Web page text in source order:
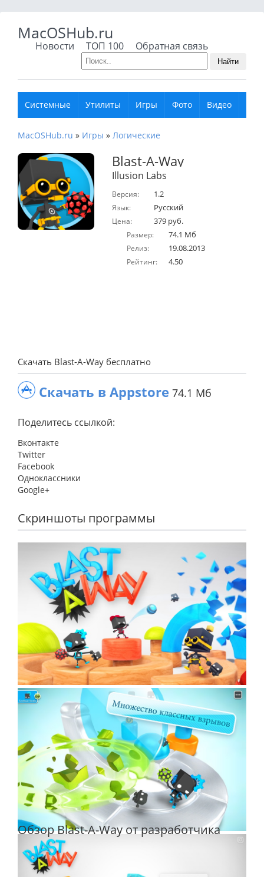
MacOSHub.ru
Новости ТОП 100 Обратная связь
Найти
Системные Утилиты Игры Фото Видео
MacOSHub.ru » Игры » Логические
Blast-A-Way
Illusion Labs
Версия: 1.2
Язык: Русский
Цена: 379 руб.
Размер: 74.1 Мб
Релиз: 19.08.2013
Рейтинг: 4.50
Скачать Blast-A-Way бесплатно
Скачать в Appstore 74.1 Мб
Поделитесь ссылкой:
Вконтакте
Twitter
Facebook
Одноклассники
Google+
Скриншоты программы
Обзор Blast-A-Way от разработчика